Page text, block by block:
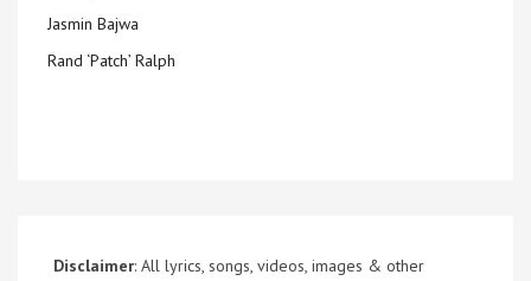
Jasmin Bajwa
Rand ‘Patch’ Ralph
Disclaimer: All lyrics, songs, videos, images & other